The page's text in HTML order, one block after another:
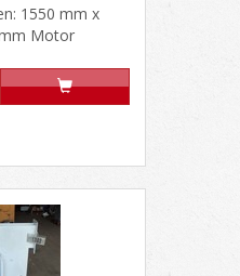
1550 mm x
Motor